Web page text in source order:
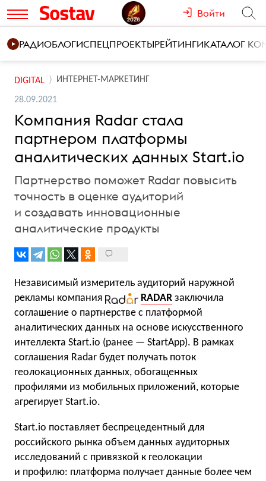
Войти
РАДИОБЛОГИСПЕЦПРОЕКТЫРЕЙТИНГИКАТАЛОГ
DIGITAL ИНТЕРНЕТ-МАРКЕТИНГ
28.09.2021
Компания Radar стала
партнером платформы
аналитических данных Start.io
Партнерство поможет Radar повысить
точность в оценке аудиторий
и создавать инновационные
аналитические продукты
Независимый измеритель аудиторий наружной
рекламы компания
RADAR заключила
соглашение о партнерстве с платформой
аналитических данных на основе искусственного
интеллекта Start.io (ранее — StartApp). В рамках
соглашения Radar будет получать поток
геолокационных данных, обогащенных
профилями из мобильных приложений, которые
агрегирует Start.io.
Start.io поставляет беспрецедентный для
российского рынка объем данных аудиторных
исследований с привязкой к геолокации
и профилю: платформа получает данные более чем